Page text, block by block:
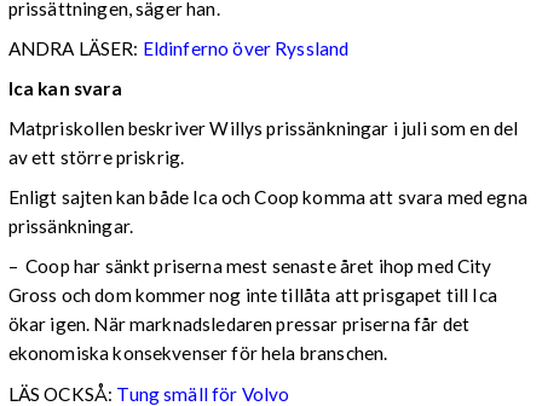
prissättningen, säger han.
ANDRA LÄSER: Eldinferno över Ryssland
Ica kan svara
Matpriskollen beskriver Willys prissänkningar i juli som en del
av ett större priskrig.
Enligt sajten kan både Ica och Coop komma att svara med egna
prissänkningar.
– Coop har sänkt priserna mest senaste året ihop med City
Gross och dom kommer nog inte tillåta att prisgapet till Ica
ökar igen. När marknadsledaren pressar priserna får det
ekonomiska konsekvenser för hela branschen.
LÄS OCKSÅ: Tung smäll för Volvo